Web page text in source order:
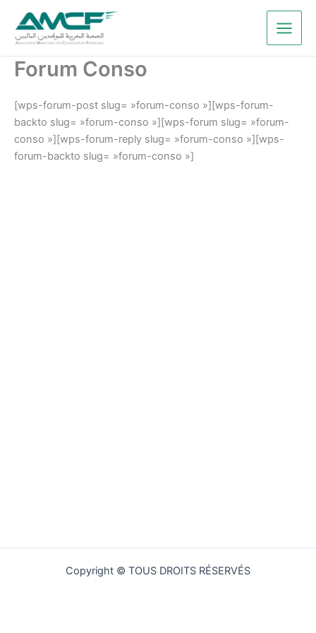
contenu
Forum Conso
[wps-forum-post slug= »forum-conso »][wps-forum-
backto slug= »forum-conso »][wps-forum slug= »forum-
conso »][wps-forum-reply slug= »forum-conso »][wps-
forum-backto slug= »forum-conso »]
Copyright © TOUS DROITS RÉSERVÉS